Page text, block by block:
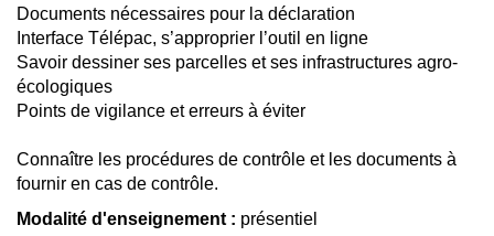
Documents nécessaires pour la déclaration
Interface Télépac, s’approprier l’outil en ligne
Savoir dessiner ses parcelles et ses infrastructures agro-
écologiques
Points de vigilance et erreurs à éviter
Connaître les procédures de contrôle et les documents à
fournir en cas de contrôle.
Modalité d'enseignement : présentiel